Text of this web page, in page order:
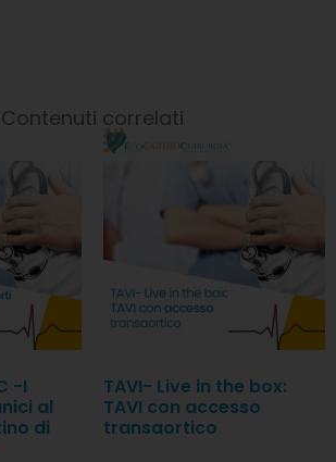
Contenuti correlati
-I
al
di
TAVI- Live in the box:
TAVI con accesso
transaortico